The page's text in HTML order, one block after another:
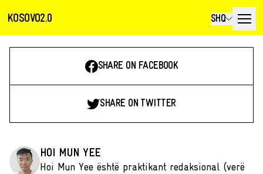
KOSOVO2.0 SHQ
SHARE ON FACEBOOK
SHARE ON TWITTER
HOI MUN YEE
Hoi Mun Yee është praktikant redaksional (verë